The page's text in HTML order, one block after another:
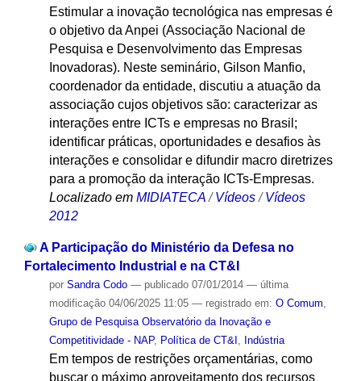
Estimular a inovação tecnológica nas empresas é
o objetivo da Anpei (Associação Nacional de
Pesquisa e Desenvolvimento das Empresas
Inovadoras). Neste seminário, Gilson Manfio,
coordenador da entidade, discutiu a atuação da
associação cujos objetivos são: caracterizar as
interações entre ICTs e empresas no Brasil;
identificar práticas, oportunidades e desafios às
interações e consolidar e difundir macro diretrizes
para a promoção da interação ICTs-Empresas.
Localizado em MIDIATECA /Vídeos /Vídeos
2012
A Participação do Ministério da Defesa no
Fortalecimento Industrial e na CT&I
por Sandra Codo — publicado07/01/2014 — última
modificação04/06/2025 11:05 — registrado em: O Comum
Grupo de Pesquisa Observatório da Inovação e
Competitividade - NAP, Política de CT&I Indústria
Em tempos de restrições orçamentárias, como
buscar o máximo aproveitamento dos recursos